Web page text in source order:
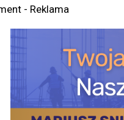
- Reklama